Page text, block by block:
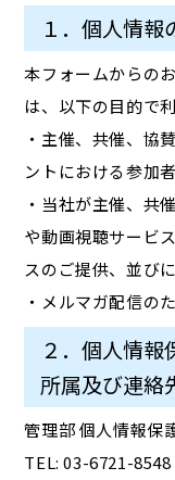
１．個人情報
本フォームからの
は、以下の目的で
・主催、共催、協
ントにおける参加
・当社が主催、共
や動画視聴サービ
スのご提供、並び
・メルマガ配信の
２．個人情報
所属及び連絡
管理部 個人情報保
TEL: 03-6721-